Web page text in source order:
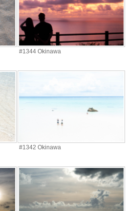
#1344 Okinawa
#1342 Okinawa